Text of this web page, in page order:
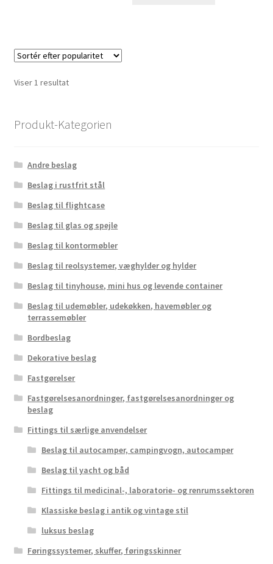
Viser 1 resultat
Produkt-Kategorien
Andre beslag
Beslag i rustfrit stål
Beslag til flightcase
Beslag til glas og spejle
Beslag til kontormøbler
Beslag til reolsystemer, væghylder og hylder
Beslag til tinyhouse, mini hus og levende container
Beslag til udemøbler, udekøkken, havemøbler og
terrassemøbler
Bordbeslag
Dekorative beslag
Fastgørelser
Fastgørelsesanordninger, fastgørelsesanordninger og
beslag
Fittings til særlige anvendelser
Beslag til autocamper, campingvogn, autocamper
Beslag til yacht og båd
Fittings til medicinal-, laboratorie- og renrumssektoren
Klassiske beslag i antik og vintage stil
luksus beslag
Føringssystemer, skuffer, føringsskinner